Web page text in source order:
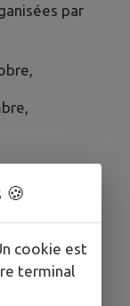
par
🍪
cookie est
terminal